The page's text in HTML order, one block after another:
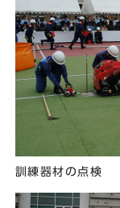
訓練器材の点検